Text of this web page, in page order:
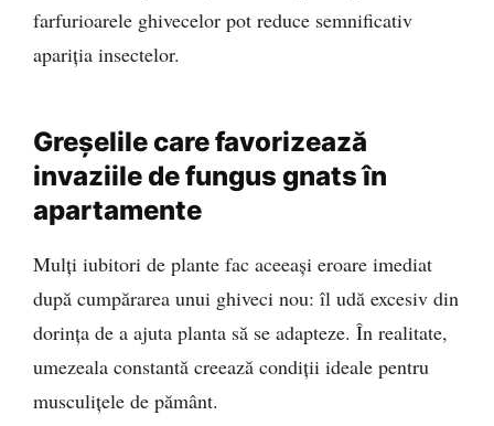
farfurioarele ghivecelor pot reduce semnificativ
apariția insectelor.
Greșelile care favorizează
invaziile de fungus gnats în
apartamente
Mulți iubitori de plante fac aceeași eroare imediat
după cumpărarea unui ghiveci nou: îl udă excesiv din
dorința de a ajuta planta să se adapteze. În realitate,
umezeala constantă creează condiții ideale pentru
musculițele de pământ.